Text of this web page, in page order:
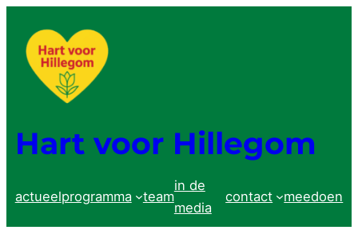
naar
inhoud
Hart voor Hillegom
actueelprogramma team
in de
media
contact meedoen